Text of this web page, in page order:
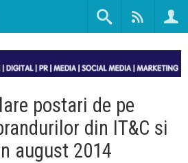
postari de pe
din IT&C si
august 2014